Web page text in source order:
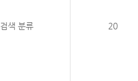
검색 분류 20